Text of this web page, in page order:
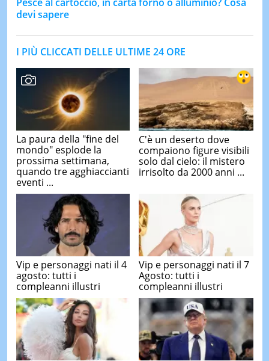
devi sapere
I PIÙ CLICCATI DELLE ULTIME 24 ORE
La paura della "fine del
mondo" esplode la
prossima settimana,
quando tre agghiaccianti
eventi ...
C'è un deserto dove
compaiono figure visibili
solo dal cielo: il mistero
irrisolto da 2000 anni ...
Vip e personaggi nati il 4
agosto: tutti i
compleanni illustri
Vip e personaggi nati il 7
Agosto: tutti i
compleanni illustri